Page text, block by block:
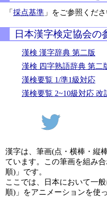
「採点基準 」をご参照くださ
日本漢字検定協会の
漢検 漢字辞典 第二版
漢検 四字熟語辞典 第二
漢検要覧 1/準1級対応
漢検要覧 2~10級対応 改
漢字は、筆画(点・横棒・縦
ています。この筆画を組み
順)」です。
ここでは、日本において一
順)」をアニメーションを使